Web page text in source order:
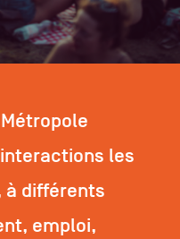
les
à différents
emploi,